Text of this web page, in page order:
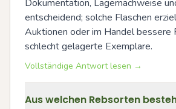
Dokumentation, Lagernachweise
entscheidend; solche Flaschen
Auktionen oder im Handel bessere
schlecht gelagerte Exemplare.
Vollständige Antwort lesen →
Aus welchen Rebsorten